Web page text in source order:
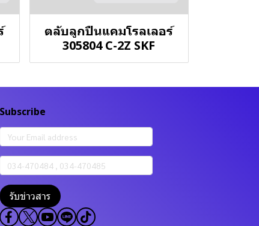
ตลับลูกปืนแคมโรลเลอร์
305804 C-2Z SKF
Subscribe
รับข่าวสาร